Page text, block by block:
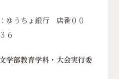
ゆうちょ銀行 店番００
６
部教育学科・大会実行委